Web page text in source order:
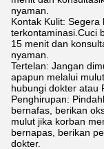
nyaman.
Kontak Kulit:
terkontaminasi.Cuci
15 menit dan
nyaman.
Tertelan: Jangan
apapun melalui
hubungi dokter atau
Penghirupan:
bernafas, berikan
mulut jika korban
bernapas, berikan
dokter.